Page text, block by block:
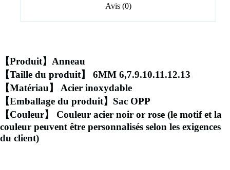
Avis (0)
【Produit】Anneau
【Taille du produit】 6MM 6,7.9.10.11.12.13
【Matériau】 Acier inoxydable
【Emballage du produit】Sac OPP
【Couleur】 Couleur acier noir or rose (le motif et la
couleur peuvent être personnalisés selon les exigences
du client)